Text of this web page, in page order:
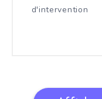
d'intervention